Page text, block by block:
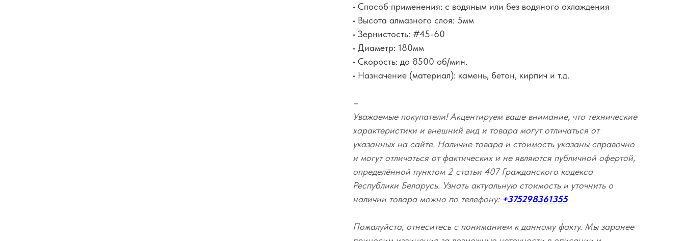
• Способ применения: с водяным или без водяного охлаждения
• Высота алмазного слоя: 5мм
• Зернистость: #45-60
• Диаметр: 180мм
• Скорость: до 8500 об/мин.
• Назначение (материал): камень, бетон, кирпич и т.д.
–
Уважаемые покупатели! Акцентируем ваше внимание, что технические
характеристики и внешний вид и товара могут отличаться от
указанных на сайте. Наличие товара и стоимость указаны справочно
и могут отличаться от фактических и не являются публичной офертой,
определённой пунктом 2 статьи 407 Гражданского кодекса
Республики Беларусь. Узнать актуальную стоимость и уточнить о
наличии товара можно по телефону: +375298361355
Пожалуйста, отнеситесь с пониманием к данному факту. Мы заранее